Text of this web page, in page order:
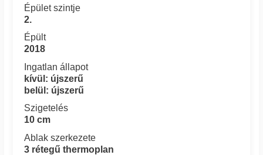
Épület szintje
2.
Épült
2018
Ingatlan állapot
kívül: újszerű
belül: újszerű
Szigetelés
10 cm
Ablak szerkezete
3 rétegű thermoplan